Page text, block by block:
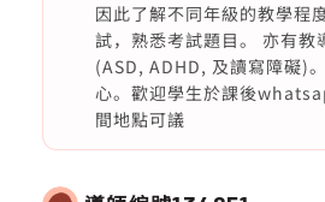
因此了解不同年級的教學程
試，熟悉考試題目。 亦有教
(ASD, ADHD, 及讀寫障礙)
心。歡迎學生於課後
間地點可議